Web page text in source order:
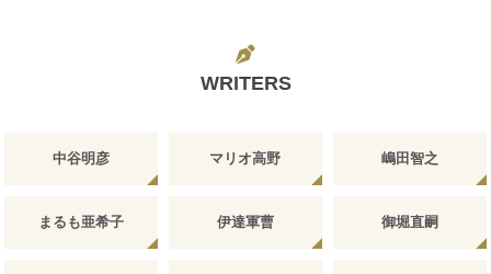
WRITERS
中谷明彦 マリオ高野 嶋田智之
まるも亜希子 伊達軍曹 御堀直嗣